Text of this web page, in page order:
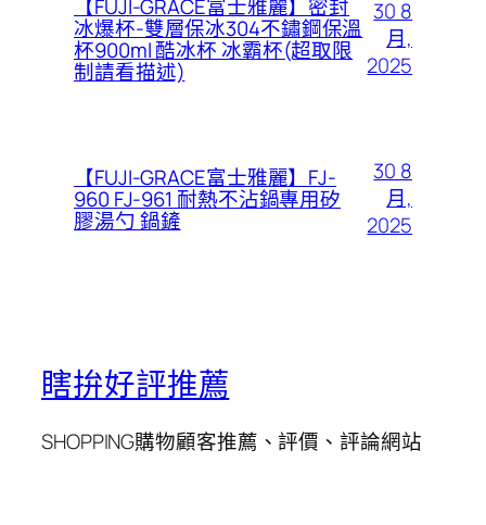
【FUJI-GRACE富士雅麗】密封
冰爆杯-雙層保冰304不鏽鋼保溫
杯900ml 酷冰杯 冰霸杯(超取限
制請看描述)
30 8
月,
2025
【FUJI-GRACE富士雅麗】FJ-
960 FJ-961 耐熱不沾鍋專用矽
膠湯勺 鍋鏟
30 8
月,
2025
瞎拚好評推薦
SHOPPING購物顧客推薦、評價、評論網站